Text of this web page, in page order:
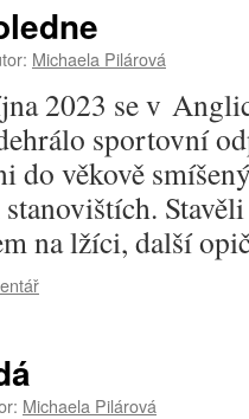
Michaela Pilárová
2023 se v
sportovní
do věkově
na lžíci, další
Michaela Pilárová